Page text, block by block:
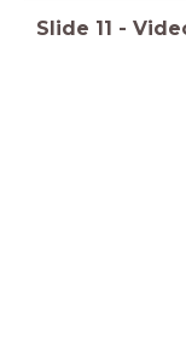
Slide 11 -